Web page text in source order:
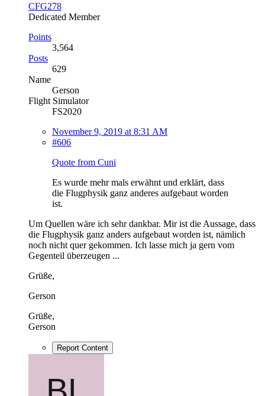
CFG278
Dedicated Member
Points
3,564
Posts
629
Name
Gerson
Flight Simulator
FS2020
November 9, 2019 at 8:31 AM
#606
Quote from Cuni
Es wurde mehr mals erwähnt und erklärt, dass
die Flugphysik ganz anderes aufgebaut worden
ist.
Um Quellen wäre ich sehr dankbar. Mir ist die Aussage, dass
die Flugphysik ganz anders aufgebaut worden ist, nämlich
noch nicht quer gekommen. Ich lasse mich ja gern vom
Gegenteil überzeugen ...
Grüße,
Gerson
Grüße,
Gerson
Report Content